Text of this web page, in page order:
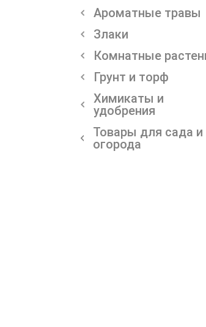
Ароматные травы
Злаки
Комнатные
Грунт и торф
Химикаты и
удобрения
Товары для сада и
огорода